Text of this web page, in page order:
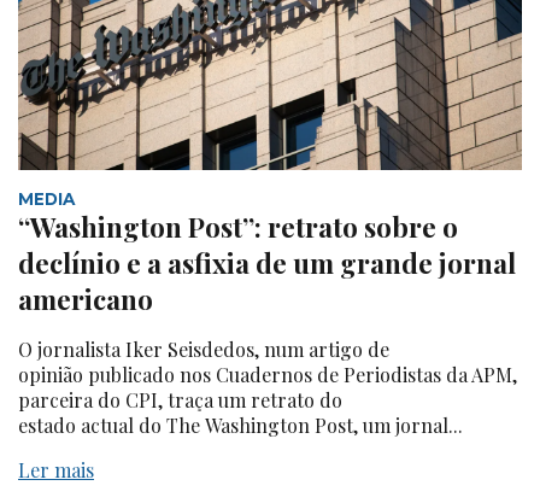
MEDIA
“Washington Post”: retrato sobre o
declínio e a asfixia de um grande jornal
americano
O jornalista Iker Seisdedos, num artigo de
opinião publicado nos Cuadernos de Periodistas da APM,
parceira do CPI, traça um retrato do
estado actual do The Washington Post, um jornal...
Ler mais